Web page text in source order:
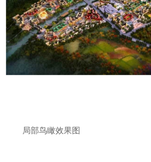
局部鸟瞰效果图